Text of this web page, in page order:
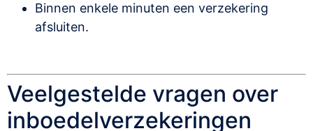
Binnen enkele minuten een verzekering
afsluiten.
Veelgestelde vragen over
inboedelverzekeringen